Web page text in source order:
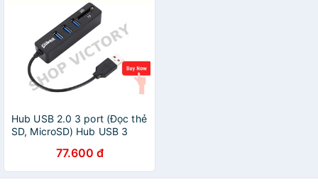
Hub USB 2.0 3 port (Đọc thẻ
SD, MicroSD) Hub USB 3
Nhớ Micro SD và SD
77.600 đ